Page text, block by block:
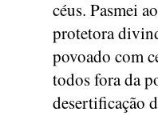
céus. Pasmei
protetora
povoado com
todos fora da
desertificação